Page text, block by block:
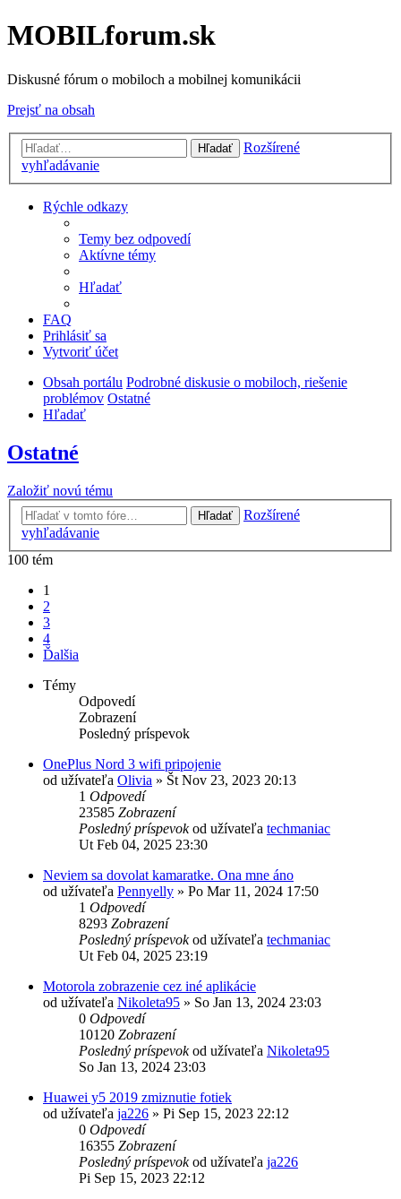
MOBILforum.sk
Diskusné fórum o mobiloch a mobilnej komunikácii
Prejsť na obsah
Hľadať
Rozšírené
vyhľadávanie
Rýchle odkazy
Temy bez odpovedí
Aktívne témy
Hľadať
FAQ
Prihlásiť sa
Vytvoriť účet
Obsah portálu Podrobné diskusie o mobiloch, riešenie
problémov Ostatné
Hľadať
Ostatné
Založiť novú tému
Hľadať
Rozšírené
vyhľadávanie
100 tém
1
2
3
4
Ďalšia
Témy
Odpovedí
Zobrazení
Posledný príspevok
OnePlus Nord 3 wifi pripojenie
od užívateľa Olivia » Št Nov 23, 2023 20:13
1 Odpovedí
23585 Zobrazení
Posledný príspevokod užívateľa techmaniac
Ut Feb 04, 2025 23:30
Neviem sa dovolat kamaratke. Ona mne áno
od užívateľa Pennyelly » Po Mar 11, 2024 17:50
1 Odpovedí
8293 Zobrazení
Posledný príspevokod užívateľa techmaniac
Ut Feb 04, 2025 23:19
Motorola zobrazenie cez iné aplikácie
od užívateľa Nikoleta95 » So Jan 13, 2024 23:03
0 Odpovedí
10120 Zobrazení
Posledný príspevokod užívateľa Nikoleta95
So Jan 13, 2024 23:03
Huawei y5 2019 zmiznutie fotiek
od užívateľa ja226 » Pi Sep 15, 2023 22:12
0 Odpovedí
16355 Zobrazení
Posledný príspevokod užívateľa ja226
Pi Sep 15, 2023 22:12